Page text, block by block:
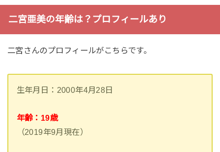
二宮亜美の年齢は？プロフィールあり
二宮さんのプロフィールがこちらです。
生年月日：2000年4月28日
年齢：19歳
（2019年9月現在）